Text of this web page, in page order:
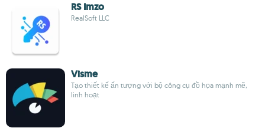
RS Imzo
RealSoft LLC
Visme
Tạo thiết kế ấn tượng với bộ công cụ đồ họa mạnh mẽ,
linh hoạt